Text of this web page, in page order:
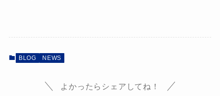
BLOG NEWS
よかったらシェアしてね！